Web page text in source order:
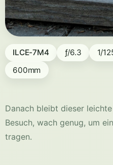
ILCE-7M4 ƒ/6.3 1/
600mm
Danach bleibt dieser leichte
Besuch, wach genug, um